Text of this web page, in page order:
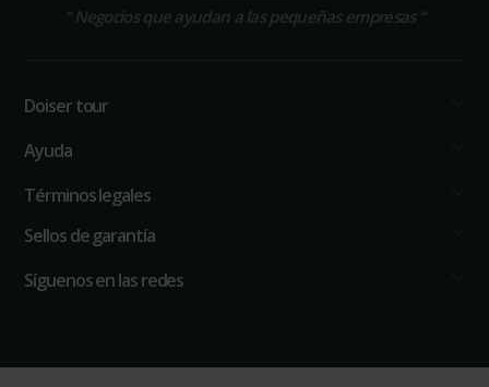
“Negocios que ayudan a las pequeñas empresas “
Doiser tour
Ayuda
Términos legales
Sellos de garantía
Síguenos en las redes